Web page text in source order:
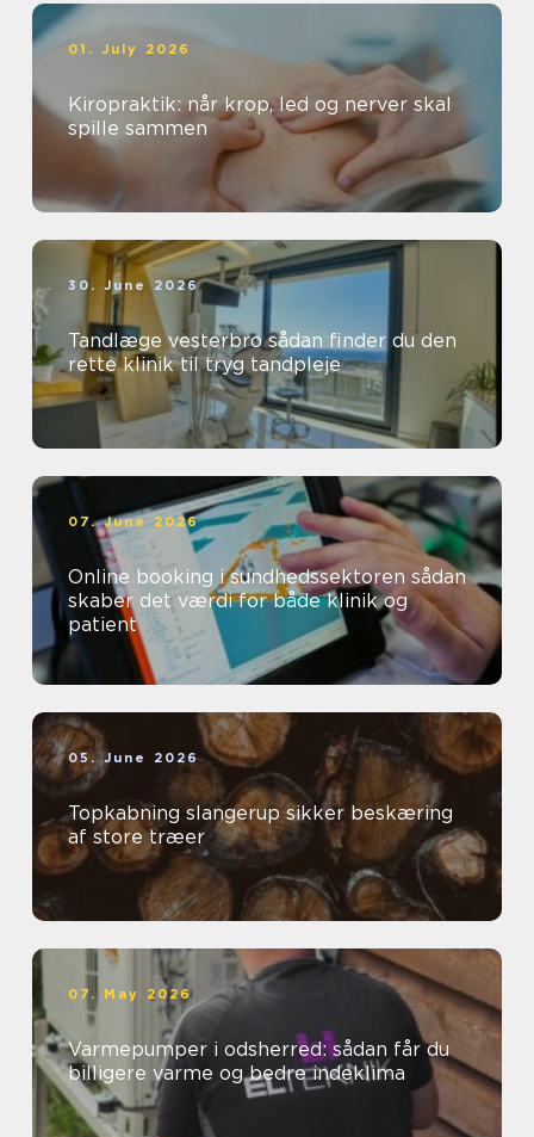
01. July 2026
Kiropraktik: når krop, led og nerver skal
spille sammen
30. June 2026
Tandlæge vesterbro sådan finder du den
rette klinik til tryg tandpleje
07. June 2026
Online booking i sundhedssektoren sådan
skaber det værdi for både klinik og
patient
05. June 2026
Topkabning slangerup sikker beskæring
af store træer
07. May 2026
Varmepumper i odsherred: sådan får du
billigere varme og bedre indeklima